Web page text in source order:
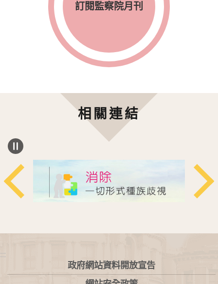
訂閱監察院月刊
相關連結
:::
政府網站資料開放宣告